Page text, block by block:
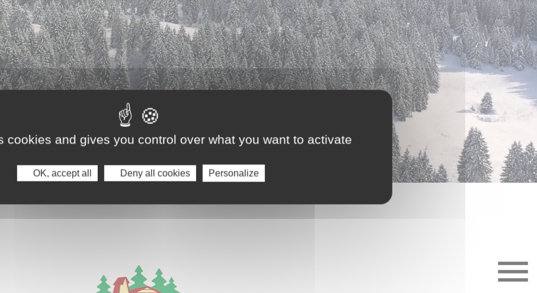
cookies and gives you control over what you want to activate
OK, accept all Deny all cookies Personalize